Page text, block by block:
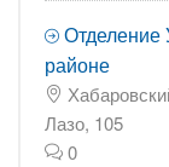
районе
Лазо, 105
0